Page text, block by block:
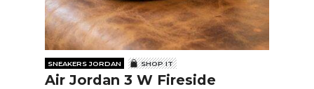
SNEAKERS JORDAN SHOP IT
Air Jordan 3 W Fireside